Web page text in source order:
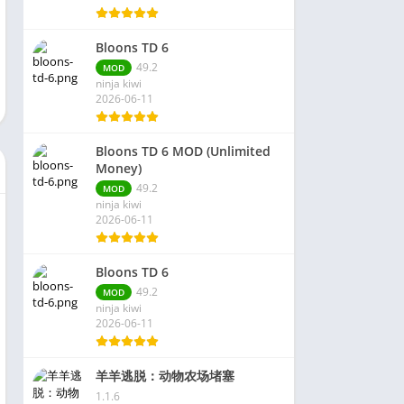
Bloons TD 6
MOD
49.2
ninja kiwi
2026-06-11
Bloons TD 6 MOD (Unlimited
Money)
MOD
49.2
ninja kiwi
2026-06-11
Bloons TD 6
MOD
49.2
ninja kiwi
2026-06-11
羊羊逃脱：动物农场堵塞
1.1.6